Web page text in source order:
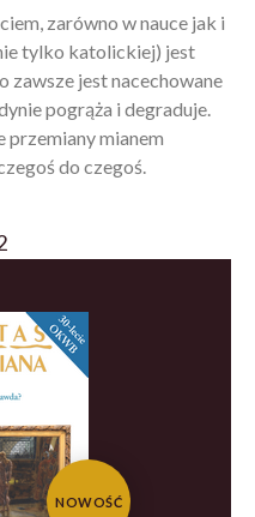
zarówno w nauce jak i
tylko katolickiej) jest
zawsze jest nacechowane
pogrąża i degraduje.
przemiany mianem
do czegoś.
NOWOŚĆ